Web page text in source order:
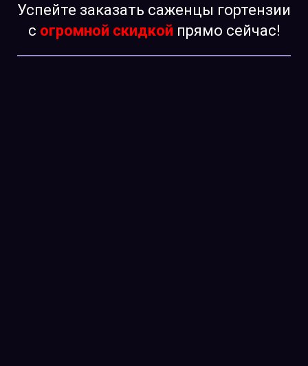
Успейте заказать саженцы гортензии
с огромной скидкой прямо сейчас!